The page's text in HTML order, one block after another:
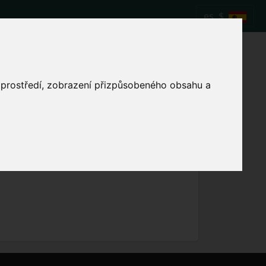
zobrazení přizpůsobeného obsahu a
es $
el partido de